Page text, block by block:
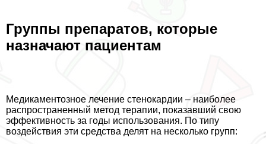
Группы препаратов, которые
назначают пациентам
Медикаментозное лечение стенокардии – наиболее
распространенный метод терапии, показавший свою
эффективность за годы использования. По типу
воздействия эти средства делят на несколько групп: